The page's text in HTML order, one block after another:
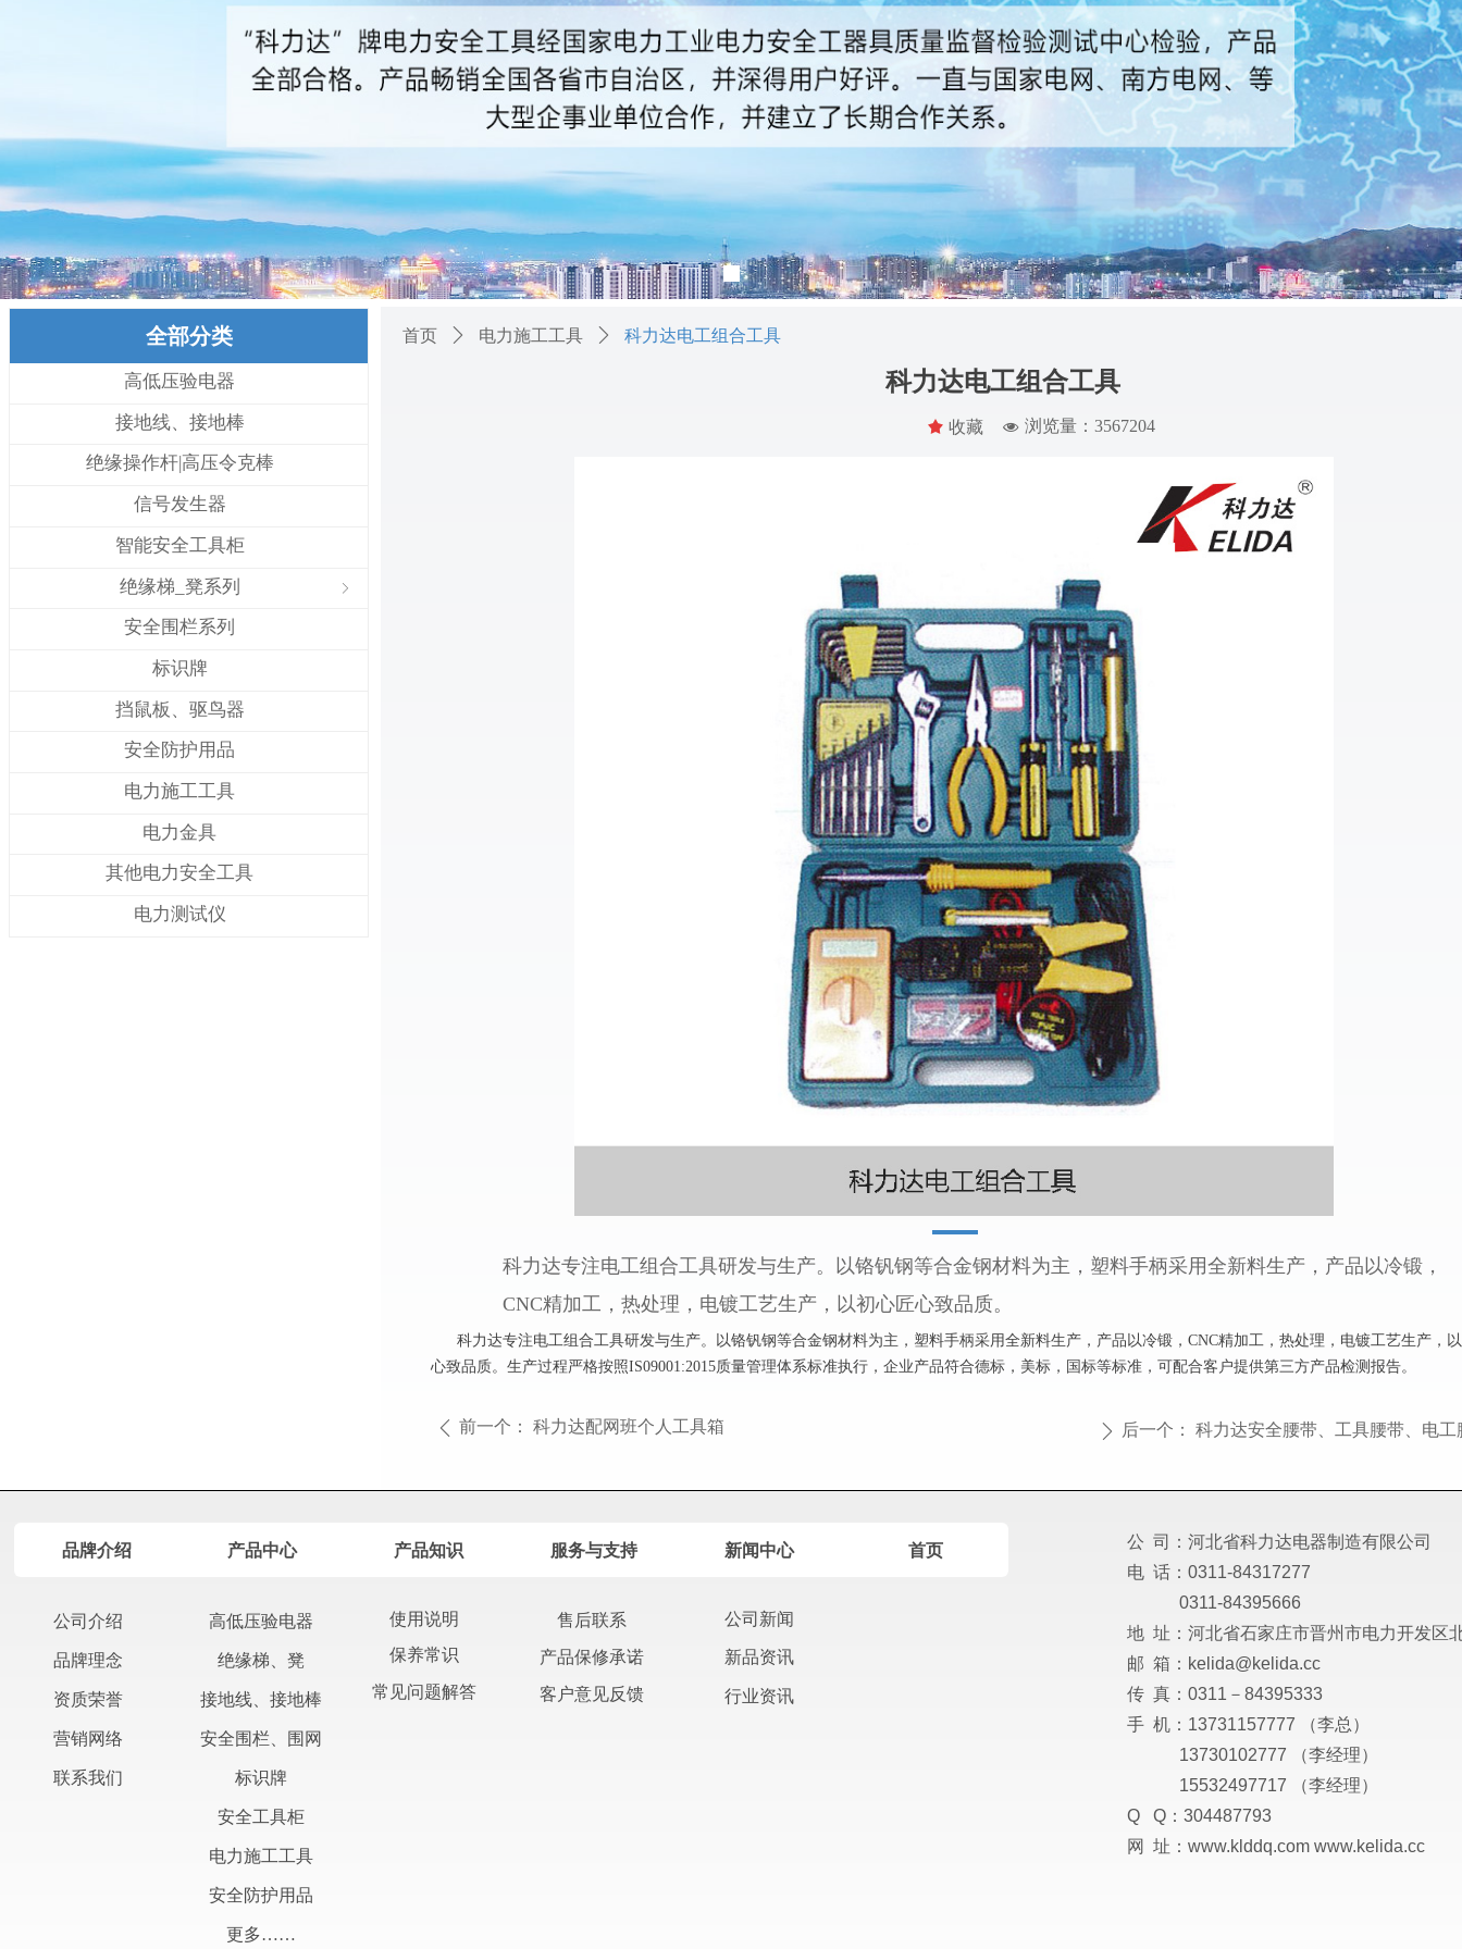
끄 收藏
科力达专注电工组合工具研发与生产。以铬钒钢等合金钢材料为主，塑料手柄采用全新料生产，产品以冷锻，
CNC精加工，热处理，电镀工艺生产，以初心匠心致品质。
首页 ꄲ 电力施工工具 ꄲ 科力达电工组合工具
넶 浏览量：3567204
ꄴ 前一个： 科力达配网班个人工具箱 ꄲ 后一个： 科力达安全腰带、工具腰带、电工
科力达专注电工组合工具研发与生产。以铬钒钢等合金钢材料为主，塑料手柄采用全新料生产，产品以冷锻，CNC精加工，热处理，电镀工艺生产，
心致品质。生产过程严格按照IS09001:2015质量管理体系标准执行，企业产品符合德标，美标，国标等标准，可配合客户提供第三方产品检测报告。
科力达电工组合工具
全部分类
高低压验电器
接地线、接地棒
绝缘操作杆|高压令克棒
信号发生器
智能安全工具柜
ꁇ
绝缘梯_凳系列
安全围栏系列
标识牌
挡鼠板、驱鸟器
安全防护用品
电力施工工具
电力金具
其他电力安全工具
电力测试仪
公司新闻
新品资讯
行业资讯
公 司：河北省科力达电器制造有限公司
电 话：0311-84317277
0311-84395666
地 址：河北省石家庄市晋州市电力开发区
邮 箱：kelida@kelida.cc
传 真：0311－84395333
手 机：13731157777 （李总）
13730102777 （李经理）
15532497717 （李经理）
Q Q：304487793
网 址：www.klddq.com www.kelida.cc
品牌介绍 产品中心 产品知识 服务与支持 新闻中心 首页
售后联系
产品保修承诺
客户意见反馈
使用说明
保养常识
常见问题解答
高低压验电器
绝缘梯、凳
接地线、接地棒
安全围栏、围网
标识牌
安全工具柜
电力施工工具
安全防护用品
更多……
公司介绍
品牌理念
资质荣誉
营销网络
联系我们